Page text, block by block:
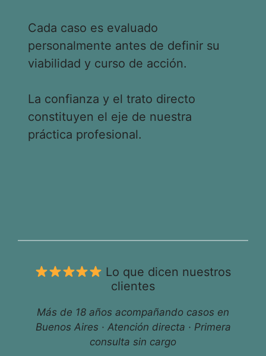
Cada caso es evaluado
personalmente antes de definir su
viabilidad y curso de acción.
La confianza y el trato directo
constituyen el eje de nuestra
práctica profesional.
Lo que dicen nuestros
clientes
Más de 18 años acompañando casos en
Buenos Aires · Atención directa · Primera
consulta sin cargo